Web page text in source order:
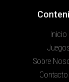
Inicio
Sobre
Contacto